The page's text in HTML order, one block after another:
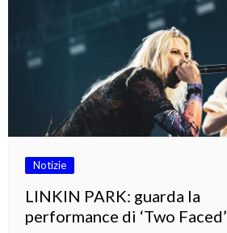
Notizie
LINKIN PARK: guarda la
performance di ‘Two Faced’